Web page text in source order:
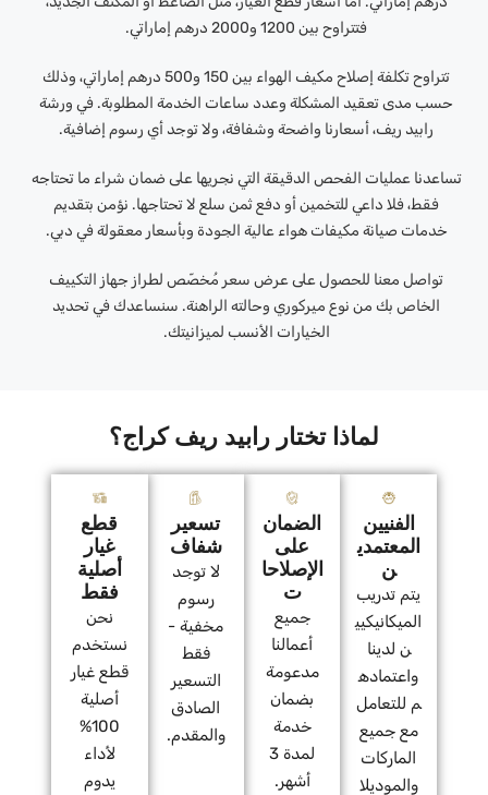
فتتراوح بين 1200 و2000 درهم إماراتي.
تتراوح تكلفة إصلاح مكيف الهواء بين 150 و500 درهم إماراتي، وذلك
حسب مدى تعقيد المشكلة وعدد ساعات الخدمة المطلوبة. في ورشة
رابيد ريف، أسعارنا واضحة وشفافة، ولا توجد أي رسوم إضافية.
تساعدنا عمليات الفحص الدقيقة التي نجريها على ضمان شراء ما تحتاجه
فقط، فلا داعي للتخمين أو دفع ثمن سلع لا تحتاجها. نؤمن بتقديم
خدمات صيانة مكيفات هواء عالية الجودة وبأسعار معقولة في دبي.
تواصل معنا للحصول على عرض سعر مُخصّص لطراز جهاز التكييف
الخاص بك من نوع ميركوري وحالته الراهنة. سنساعدك في تحديد
الخيارات الأنسب لميزانيتك.
لماذا تختار رابيد ريف كراج؟
الفنيين
المعتمدي
ن
يتم تدريب
الميكانيكيي
ن لدينا
واعتماده
م للتعامل
مع جميع
الماركات
والموديلا
الضمان
على
الإصلاحا
ت
جميع
أعمالنا
مدعومة
بضمان
خدمة
لمدة 3
أشهر.
تسعير
شفاف
لا توجد
رسوم
مخفية -
فقط
التسعير
الصادق
والمقدم.
قطع
غيار
أصلية
فقط
نحن
نستخدم
قطع غيار
أصلية
100%
لأداء
يدوم